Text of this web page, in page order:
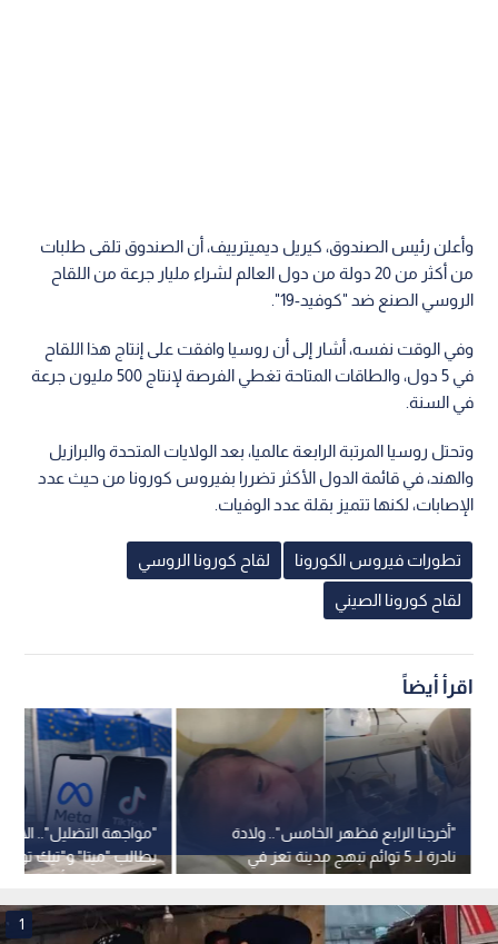
وأعلن رئيس الصندوق، كيريل ديميترييف، أن الصندوق تلقى طلبات
من أكثر من 20 دولة من دول العالم لشراء مليار جرعة من اللقاح
الروسي الصنع ضد "كوفيد-19".
وفي الوقت نفسه، أشار إلى أن روسيا وافقت على إنتاج هذا اللقاح
في 5 دول، والطاقات المتاحة تغطي الفرصة لإنتاج 500 مليون جرعة
في السنة.
وتحتل روسيا المرتبة الرابعة عالميا، بعد الولايات المتحدة والبرازيل
والهند، في قائمة الدول الأكثر تضررا بفيروس كورونا من حيث عدد
الإصابات، لكنها تتميز بقلة عدد الوفيات.
تطورات فيروس الكورونا لقاح كورونا الروسي
لقاح كورونا الصيني
اقرأ أيضاً
"مواجهة التضليل"..
يطالب "ميتا" و"تيك
للشائعات بعد أحداث
"أخرجنا الرابع فظهر الخامس".. ولادة
نادرة لـ 5 توائم تبهج مدينة تعز في
اليمن
1